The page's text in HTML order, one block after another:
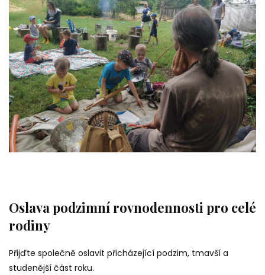
Oslava podzimní rovnodennosti pro celé
rodiny
Přijďte společně oslavit přicházející podzim, tmavší a
studenější část roku.